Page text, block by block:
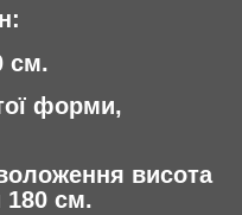
см.
форми,
висота
180 см.